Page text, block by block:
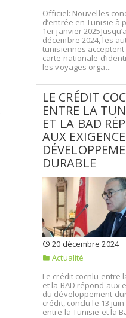
Officiel: Nouvelles
d’entrée en Tunisie à
1er janvier
décembre 2024, les
tunisiennes acceptent
carte nationale
les voyages orga...
LE CRÉDIT
ENTRE LA
ET LA BAD
AUX
DURABLE
20 décembre 2024
Actualité
Le crédit cocnlu entre
et la BAD répond aux
du développement
crédit, conclu le 13 juin
entre la Tunisie et la